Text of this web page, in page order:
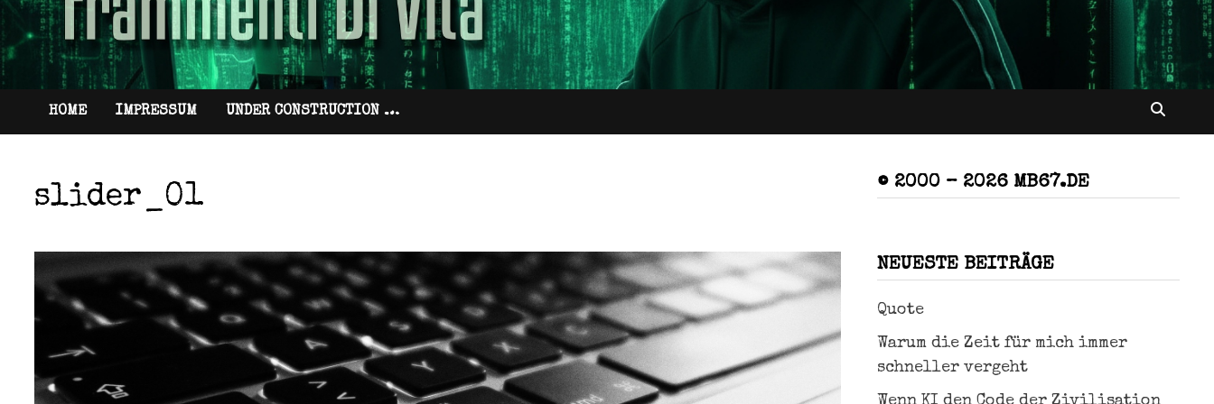
HOME IMPRESSUM UNDER CONSTRUCTION …
slider_01 © 2000 – 2026 MB67.DE
NEUESTE BEITRÄGE
Quote
Warum die Zeit für mich immer
schneller vergeht